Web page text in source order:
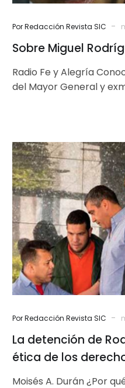
Por Redacción Revista SIC -
Sobre Miguel
Radio Fe y Alegría
del Mayor General y
Por Redacción Revista SIC -
La detención de
ética de los
Moisés A. Durán ¿Por